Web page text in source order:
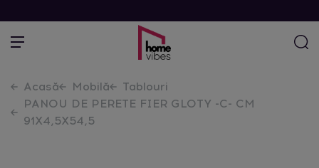
Acasă Mobilă
Tablouri
PANOU DE PERETE FIER GLOTY -C- CM
91X4,5X54,5